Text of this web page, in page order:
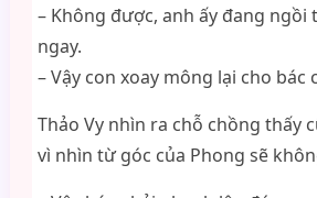
– Không được, anh ấy đang ngồi
ngay.
– Vậy con xoay mông lại cho bác
Thảo Vy nhìn ra chỗ chồng thấy
vì nhìn từ góc của Phong sẽ